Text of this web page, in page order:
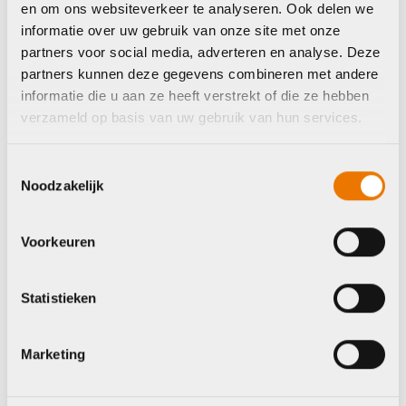
en om ons websiteverkeer te analyseren. Ook delen we
informatie over uw gebruik van onze site met onze
partners voor social media, adverteren en analyse. Deze
partners kunnen deze gegevens combineren met andere
informatie die u aan ze heeft verstrekt of die ze hebben
verzameld op basis van uw gebruik van hun services.
Noodzakelijk
Voorkeuren
Statistieken
Marketing
Sale
Momentum Voya E+
Heren 2025
prijs
was:
prijs
is:
Hybride fietsen
Trek Charter+ 4
Lage instap 2026
4.299,00
Oorspronkelijke
Op voorraad in winkel